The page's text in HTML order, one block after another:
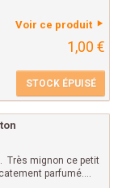
Voir ce produit
1,00 €
STOCK ÉPUISÉ
Très mignon ce petit
parfumé....